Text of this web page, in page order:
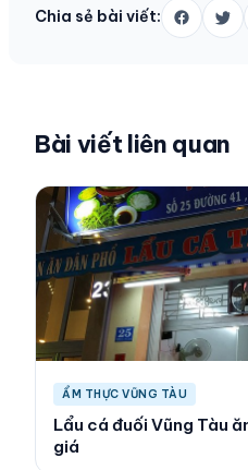
Chia sẻ bài viết:
Bài viết liên quan
ẨM THỰC VŨNG TÀU
Lẩu cá đuối Vũng Tàu
giá